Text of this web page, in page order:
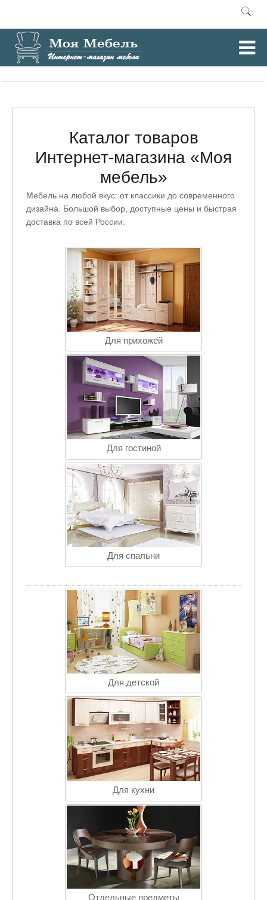
Главная
Каталог товаров
Интернет-магазина «Моя
мебель»
Мебель на любой вкус: от классики до современного
дизайна. Большой выбор, доступные цены и быстрая
доставка по всей России.
Для прихожей
Для гостиной
Для спальни
Для детской
Для кухни
Отдельные предметы